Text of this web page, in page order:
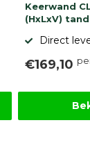
Keerwand
(HxLxV)
Direct
€169,10